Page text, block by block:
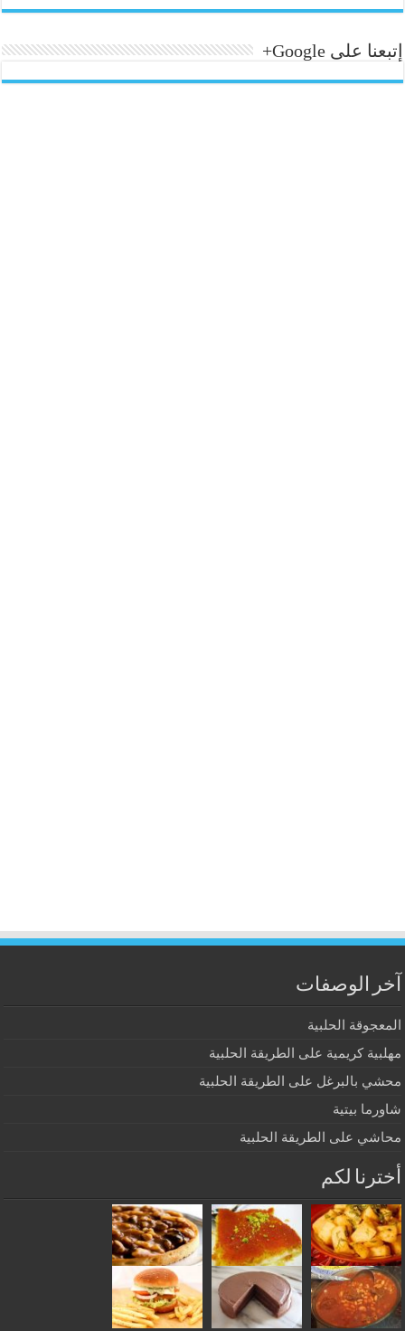
إتبعنا على Google+
آخر الوصفات
المعجوقة الحلبية
مهلبية كريمية على الطريقة الحلبية
محشي بالبرغل على الطريقة الحلبية
شاورما بيتية
محاشي على الطريقة الحلبية
أخترنا لكم